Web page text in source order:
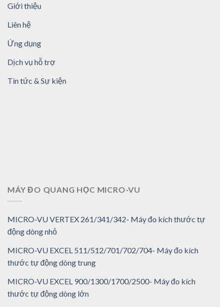
Giới thiệu
Liên hệ
Ứng dụng
Dịch vụ hỗ trợ
Tin tức & Sự kiện
MÁY ĐO QUANG HỌC MICRO-VU
MICRO-VU VERTEX 261/341/342- Máy đo kích thước tự
động dòng nhỏ
MICRO-VU EXCEL 511/512/701/702/704- Máy đo kích
thước tự động dòng trung
MICRO-VU EXCEL 900/1300/1700/2500- Máy đo kích
thước tự động dòng lớn